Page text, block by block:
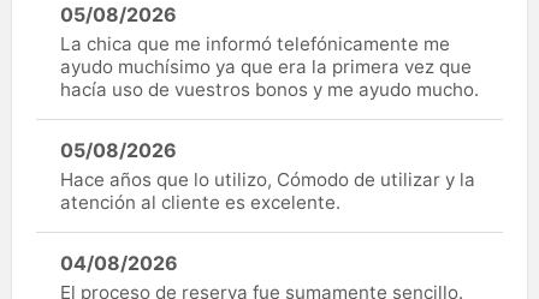
05/08/2026
La chica que me informó telefónicamente me
ayudo muchísimo ya que era la primera vez que
hacía uso de vuestros bonos y me ayudo mucho.
05/08/2026
Hace años que lo utilizo, Cómodo de utilizar y la
atención al cliente es excelente.
04/08/2026
El proceso de reserva fue sumamente sencillo.